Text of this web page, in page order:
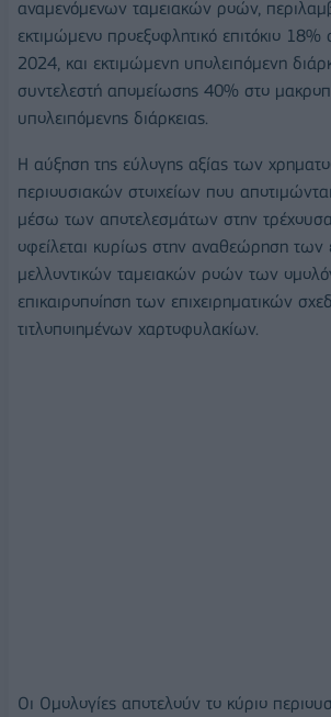
αναμενόμενων ταμειακών ροών,
εκτιμώμενο προεξοφλητικό επιτόκιο 18%
2024, και εκτιμώμενη υπολειπόμενη
συντελεστή απομείωσης 40% στο
υπολειπόμενης διάρκειας.
Η αύξηση της εύλογης αξίας των
περιουσιακών στοιχείων που
μέσω των αποτελεσμάτων στην
οφείλεται κυρίως στην αναθεώρηση των
μελλοντικών ταμειακών ροών των
επικαιροποίηση των επιχειρηματικών
τιτλοποιημένων χαρτοφυλακίων.
Οι Ομολογίες αποτελούν το κύριο